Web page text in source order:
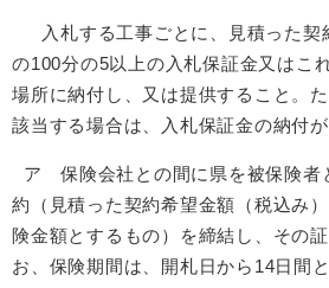
入札する工事ごとに、見積った契
の100分の5以上の入札保証金又はこ
場所に納付し、又は提供すること。
該当する場合は、入札保証金の納付が
ア 保険会社との間に県を被保険者
約（見積った契約希望金額（税込み
険金額とするもの）を締結し、その
お、保険期間は、開札日から14日間と